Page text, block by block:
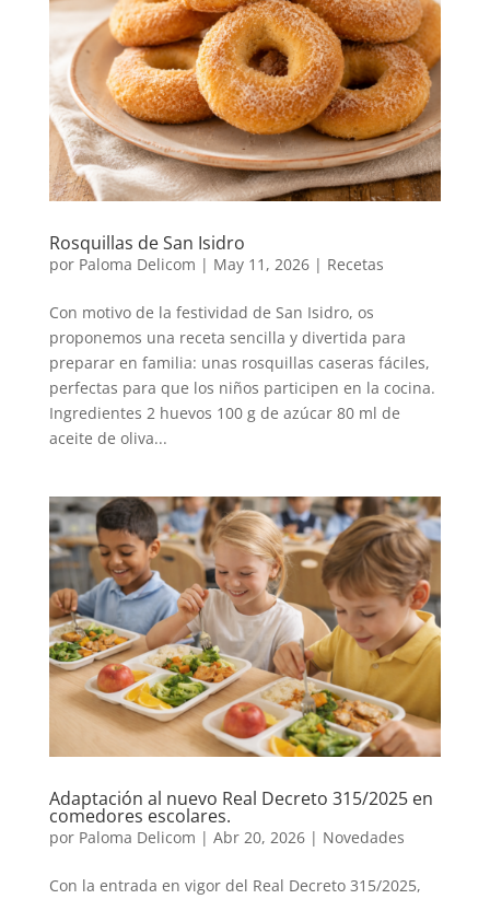
Rosquillas de San Isidro
por Paloma Delicom | May 11, 2026| Recetas
Con motivo de la festividad de San Isidro, os
proponemos una receta sencilla y divertida para
preparar en familia: unas rosquillas caseras fáciles,
perfectas para que los niños participen en la cocina.
Ingredientes 2 huevos 100 g de azúcar 80 ml de
aceite de oliva...
Adaptación al nuevo Real Decreto 315/2025 en
comedores escolares.
por Paloma Delicom | Abr 20, 2026| Novedades
Con la entrada en vigor del Real Decreto 315/2025,